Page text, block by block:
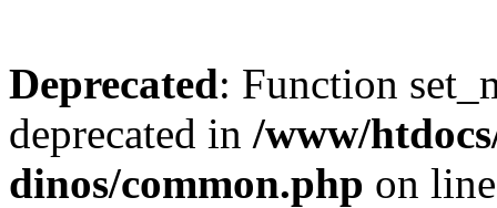
Deprecated: Function
deprecated in /www/
dinos/common.php on